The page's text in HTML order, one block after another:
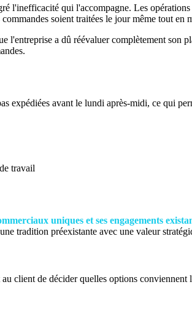
l'inefficacité qui l'accompagne. Les
soient traitées le jour même tout
l'entreprise a dû réévaluer complètement
expédiées avant le lundi après-midi, ce qui
travail
uniques et ses engagements
tradition préexistante avec une valeur
client de décider quelles options conviennent